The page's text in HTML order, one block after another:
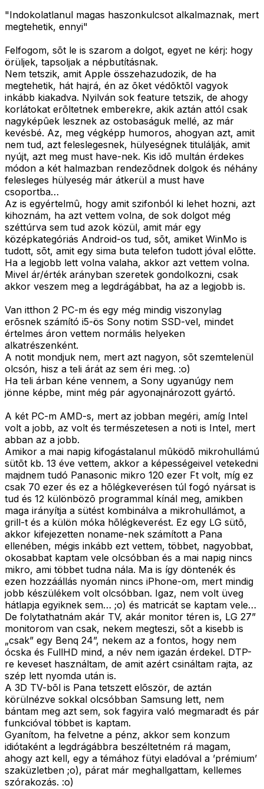
"Indokolatlanul magas haszonkulcsot alkalmaznak, mert
megtehetik, ennyi"
Felfogom, sõt le is szarom a dolgot, egyet ne kérj: hogy
örüljek, tapsoljak a népbutításnak.
Nem tetszik, amit Apple összehazudozik, de ha
megtehetik, hát hajrá, én az õket védõktõl vagyok
inkább kiakadva. Nyilván sok feature tetszik, de ahogy
korlátokat erõltetnek emberekre, akik aztán attól csak
nagyképûek lesznek az ostobaságuk mellé, az már
kevésbé. Az, meg végképp humoros, ahogyan azt, amit
nem tud, azt feleslegesnek, hülyeségnek titulálják, amit
nyújt, azt meg must have-nek. Kis idõ multán érdekes
módon a két halmazban rendezõdnek dolgok és néhány
felesleges hülyeség már átkerül a must have
csoportba…
Az is egyértelmû, hogy amit szifonból ki lehet hozni, azt
kihoznám, ha azt vettem volna, de sok dolgot még
széttúrva sem tud azok közül, amit már egy
középkategóriás Android-os tud, sõt, amiket WinMo is
tudott, sõt, amit egy sima buta telefon tudott jóval elõtte.
Ha a legjobb lett volna valaha, akkor azt vettem volna.
Mivel ár/érték arányban szeretek gondolkozni, csak
akkor veszem meg a legdrágábbat, ha az a legjobb is.
Van itthon 2 PC-m és egy még mindig viszonylag
erõsnek számító i5-ös Sony notim SSD-vel, mindet
értelmes áron vettem normális helyeken
alkatrészenként.
A notit mondjuk nem, mert azt nagyon, sõt szemtelenül
olcsón, hisz a teli árát az sem éri meg. :o)
Ha teli árban kéne vennem, a Sony ugyanúgy nem
jönne képbe, mint még pár agyonajnározott gyártó.
A két PC-m AMD-s, mert az jobban megéri, amíg Intel
volt a jobb, az volt és természetesen a noti is Intel, mert
abban az a jobb.
Amikor a mai napig kifogástalanul mûködõ mikrohullámú
sütõt kb. 13 éve vettem, akkor a képességeivel vetekedni
majdnem tudó Panasonic mikro 120 ezer Ft volt, míg ez
csak 70 ezer és ez a hõlégkeverésen túl fogó nyársat is
tud és 12 különbözõ programmal kínál meg, amikben
maga irányítja a sütést kombinálva a mikrohullámot, a
grill-t és a külön móka hõlégkeverést. Ez egy LG sütõ,
akkor kifejezetten noname-nek számított a Pana
ellenében, mégis inkább ezt vettem, többet, nagyobbat,
okosabbat kaptam vele olcsóbban és a mai napig nincs
mikro, ami többet tudna nála. Ma is így döntenék és
ezen hozzáállás nyomán nincs iPhone-om, mert mindig
jobb készülékem volt olcsóbban. Igaz, nem volt üveg
hátlapja egyiknek sem… ;o) és matricát se kaptam vele…
De folytathatnám akár TV, akár monitor téren is, LG 27”
monitorom van csak, nekem megteszi, sõt a kisebb is
„csak” egy Benq 24”, nekem az a fontos, hogy nem
ócska és FullHD mind, a név nem igazán érdekel. DTP-
re keveset használtam, de amit azért csináltam rajta, az
szép lett nyomda után is.
A 3D TV-bõl is Pana tetszett elõször, de aztán
körülnézve sokkal olcsóbban Samsung lett, nem
bántam meg azt sem, sok fagyira való megmaradt és pár
funkcióval többet is kaptam.
Gyanítom, ha felvetne a pénz, akkor sem konzum
idiótaként a legdrágábbra beszéltetném rá magam,
ahogy azt kell, egy a témához fütyi eladóval a ’prémium’
szaküzletben ;o), párat már meghallgattam, kellemes
szórakozás. :o)